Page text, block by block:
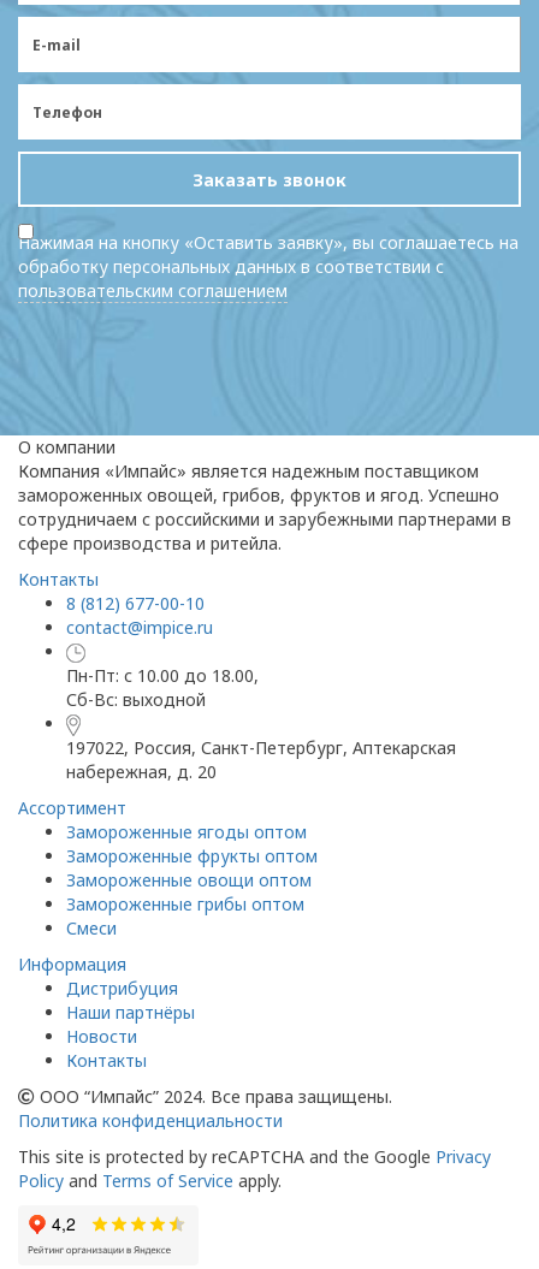
Заказать звонок
Нажимая на кнопку «Оставить заявку», вы соглашаетесь на
обработку персональных данных в соответствии с
пользовательским соглашением
О компании
Компания «Импайс» является надежным поставщиком
замороженных овощей, грибов, фруктов и ягод. Успешно
сотрудничаем с российскими и зарубежными партнерами в
сфере производства и ритейла.
Контакты
8 (812) 677-00-10
contact@impice.ru
Пн-Пт: с 10.00 до 18.00,
Сб-Вс: выходной
197022, Россия, Санкт-Петербург, Аптекарская
набережная, д. 20
Ассортимент
Замороженные ягоды оптом
Замороженные фрукты оптом
Замороженные овощи оптом
Замороженные грибы оптом
Смеси
Информация
Дистрибуция
Наши партнёры
Новости
Контакты
ООО “Импайс” 2024. Все права защищены.
Политика конфиденциальности
This site is protected by reCAPTCHA and the Google Privacy
Policy and Terms of Service apply.